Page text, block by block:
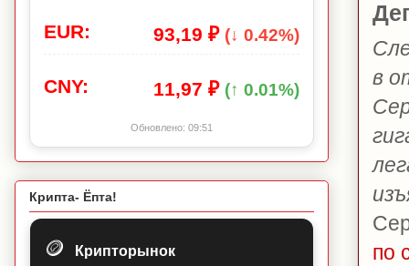
в
по
EUR: 93,19 ₽ (↓ 0.42%)
CNY: 11,97 ₽ (↑ 0.01%)
Обновлено: 09:51
Крипта- Ёпта!
🪙 Крипторынок